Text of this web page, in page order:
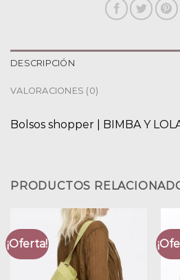
DESCRIPCIÓN
VALORACIONES (0)
Bolsos shopper | BIMBA Y
PRODUCTOS
¡Oferta!